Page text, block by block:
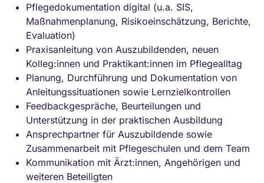
Pflegedokumentation digital (u.a. SIS,
Maßnahmenplanung, Risikoeinschätzung, Berichte,
Evaluation)
Praxisanleitung von Auszubildenden, neuen
Kolleg:innen und Praktikant:innen im Pflegealltag
Planung, Durchführung und Dokumentation von
Anleitungssituationen sowie Lernzielkontrollen
Feedbackgespräche, Beurteilungen und
Unterstützung in der praktischen Ausbildung
Ansprechpartner für Auszubildende sowie
Zusammenarbeit mit Pflegeschulen und dem Team
Kommunikation mit Ärzt:innen, Angehörigen und
weiteren Beteiligten